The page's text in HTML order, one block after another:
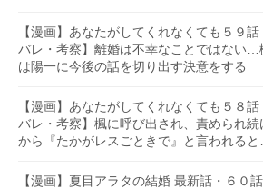
【漫画】あなたがしてくれなくても５９
バレ・考察】離婚は不幸なことではない…
は陽一に今後の話を切り出す決意をする
【漫画】あなたがしてくれなくても５８
バレ・考察】楓に呼び出され、責められ
から『たかがレスごときで』と言われると
【漫画】夏目アラタの結婚 最新話・６０